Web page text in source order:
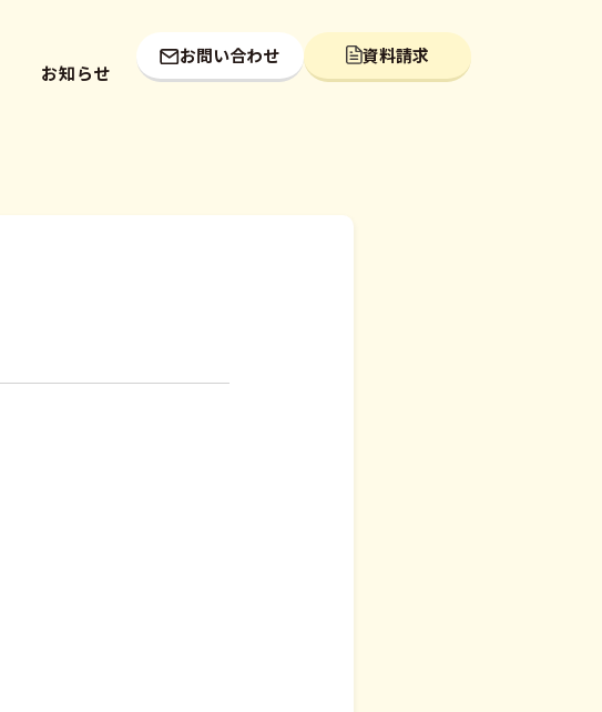
お知らせ
お問い合わせ 資料請求